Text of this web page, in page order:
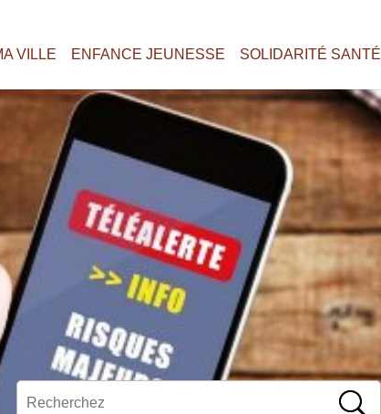
VILLE ENFANCE JEUNESSE SOLIDARITÉ SANTÉ